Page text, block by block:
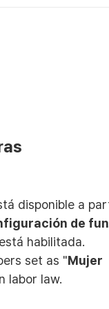
disponible a
de
habilitada.
set as "Mujer
labor law.